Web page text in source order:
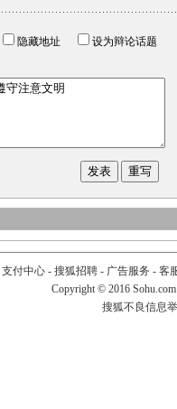
隐藏地址
设为辩论话题
支付中心- 搜狐招聘- 广告服务 - 客
Copyright © 2016
搜狐不良信息